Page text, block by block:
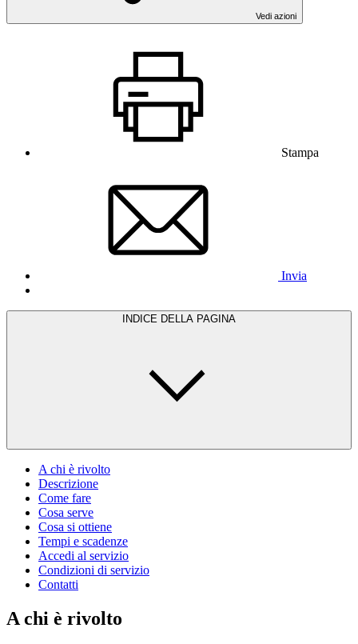
Vedi azioni
Stampa
Invia
INDICE DELLA PAGINA
A chi è rivolto
Descrizione
Come fare
Cosa serve
Cosa si ottiene
Tempi e scadenze
Accedi al servizio
Condizioni di servizio
Contatti
A chi è rivolto